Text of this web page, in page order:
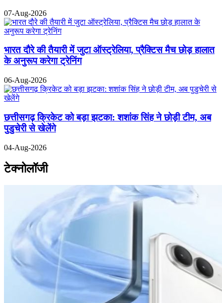
07-Aug-2026
भारत दौरे की तैयारी में जुटा ऑस्ट्रेलिया, प्रैक्टिस मैच छोड़ हालात
के अनुरूप करेगा ट्रेनिंग
06-Aug-2026
छत्तीसगढ़ क्रिकेट को बड़ा झटका: शशांक सिंह ने छोड़ी टीम, अब
पुडुचेरी से खेलेंगे
04-Aug-2026
टेक्नोलॉजी